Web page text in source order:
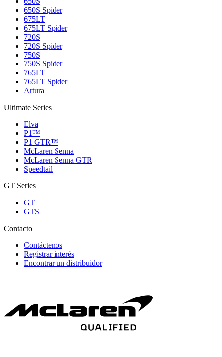
650S Spider
675LT
675LT Spider
720S
720S Spider
750S
750S Spider
765LT
765LT Spider
Artura
Ultimate Series
Elva
P1™
P1 GTR™
McLaren Senna
McLaren Senna GTR
Speedtail
GT Series
GT
GTS
Contacto
Contáctenos
Registrar interés
Encontrar un distribuidor